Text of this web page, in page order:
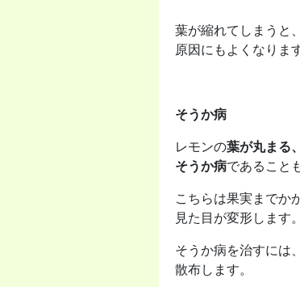
葉が縮れてしまうと
原因にもよくなりま
そうか病
レモンの葉が丸まる
そうか病であること
こちらは果実までか
見た目が変形します。
そうか病を治すには
散布します。